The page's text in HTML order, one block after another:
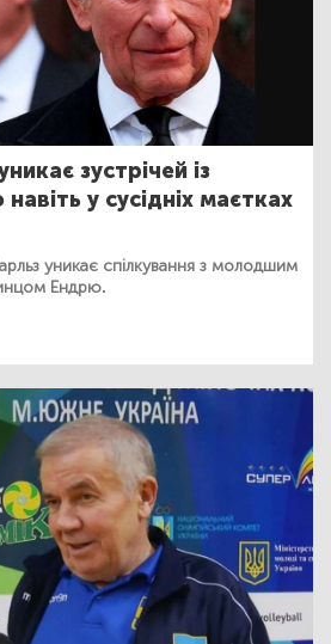
зустрічей із
у сусідніх маєтках
уникає спілкування з молодшим
Ендрю.